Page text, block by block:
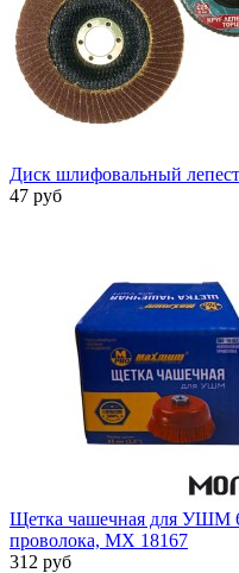
Диск шлифовальный
47 руб
Щетка чашечная для УШМ
проволока, MX 18167
312 руб